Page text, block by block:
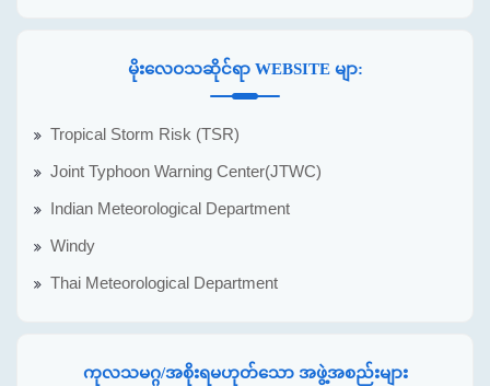
မိုးလေဝသဆိုင်ရာ WEBSITE မျာ:
Tropical Storm Risk (TSR)
Joint Typhoon Warning Center(JTWC)
Indian Meteorological Department
Windy
Thai Meteorological Department
ကုလသမဂ္ဂ/အစိုးရမဟုတ်သော အဖွဲ့အစည်းများ